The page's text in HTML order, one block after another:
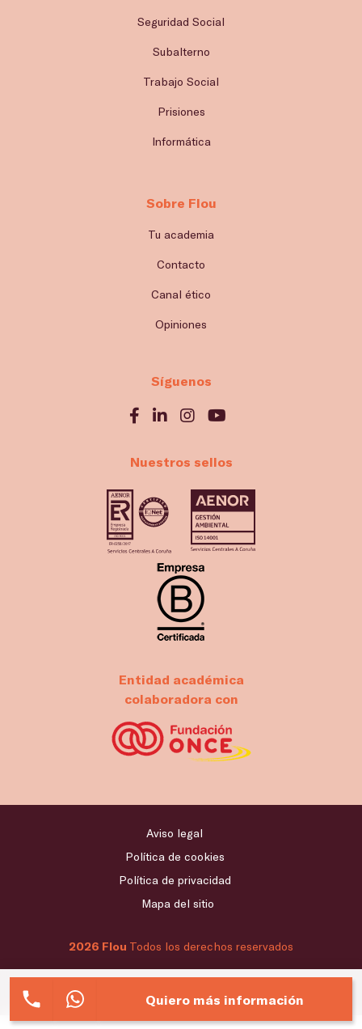
Seguridad Social
Subalterno
Trabajo Social
Prisiones
Informática
Sobre Flou
Tu academia
Contacto
Canal ético
Opiniones
Síguenos
Nuestros sellos
Entidad académica
colaboradora con
2026 Flou Todos los derechos reservados
Aviso legal
Política de cookies
Política de privacidad
Mapa del sitio
Quiero más información